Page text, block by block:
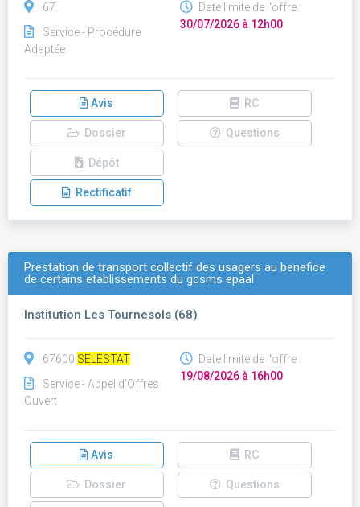
67
Service - Procédure
Adaptée
Date limite de l'offre :
30/07/2026 à 12h00
Avis RC
Dossier Questions
Dépôt
Rectificatif
Prestation de transport collectif des usagers au benefice
de certains etablissements du gcsms epaal
Institution Les Tournesols (68)
67600 SELESTAT
Service - Appel d'Offres
Ouvert
Date limite de l'offre :
19/08/2026 à 16h00
Avis RC
Dossier Questions